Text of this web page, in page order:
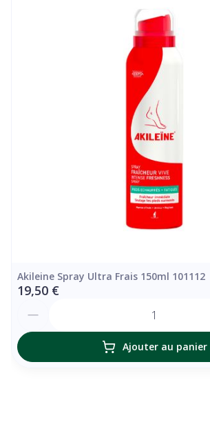
185 mm
45 mm
Température
25°C)
Akileine Spray Ultra Frais 150ml 101112
19,50 €
Ajouter au panier